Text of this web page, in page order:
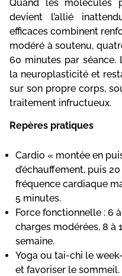
Quand les molécules
devient l’allié
efficaces combinent
modéré à soutenu,
60 minutes par séance.
la neuroplasticité et
sur son propre corps,
traitement infructueux.
Repères pratiques
Cardio « montée en
d’échauffement, puis
fréquence cardiaque
5 minutes.
Force fonctionnelle : 6
charges modérées, 8 à
semaine.
Yoga ou tai-chi le
et favoriser le sommeil.